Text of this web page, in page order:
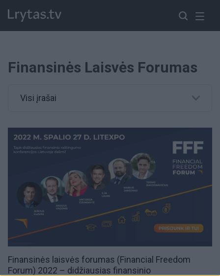
Finansinės Laisvės Forumas
Visi įrašai
Finansinės laisvės forumas (Financial Freedom
Forum) 2022 – didžiausias finansinio